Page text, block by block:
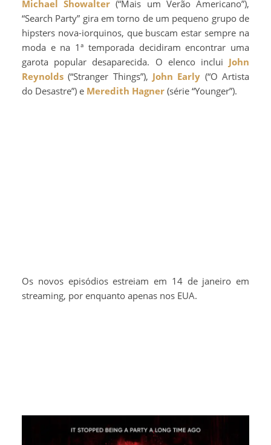
Michael Showalter (“Mais um Verão Americano”),
“Search Party” gira em torno de um pequeno grupo de
hipsters nova-iorquinos, que buscam estar sempre na
moda e na 1ª temporada decidiram encontrar uma
garota popular desaparecida. O elenco inclui John
Reynolds (“Stranger Things”), John Early (“O Artista
do Desastre”) e Meredith Hagner (série “Younger”).
Os novos episódios estreiam em 14 de janeiro em
streaming, por enquanto apenas nos EUA.